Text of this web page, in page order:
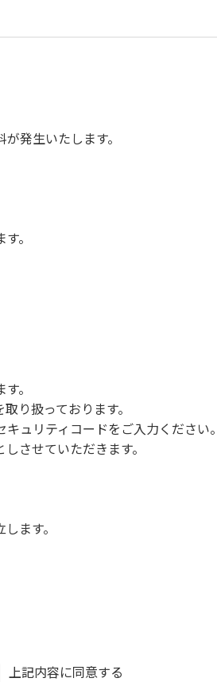
感を与えるような行為はお止めくだ
発生いたします。
。
。
り扱っております。
ュリティコードをご入力ください。
させていただきます。
ます。
上記内容に同意する